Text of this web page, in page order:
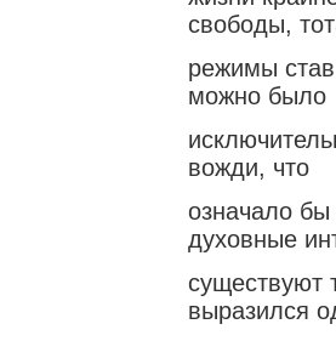
свободы,
режимы
можно было
вожди, что
означало
духовные
существуют
выразился